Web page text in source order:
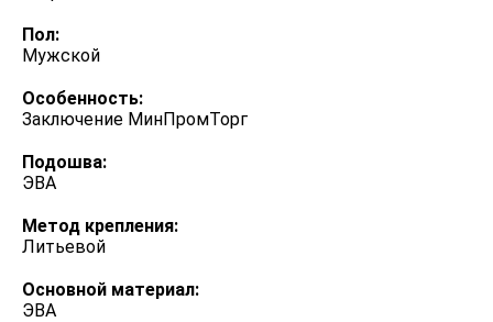
Пол:
Мужской
Особенность:
Заключение МинПромТорг
Подошва:
ЭВА
Метод крепления:
Литьевой
Оcновной материал:
ЭВА